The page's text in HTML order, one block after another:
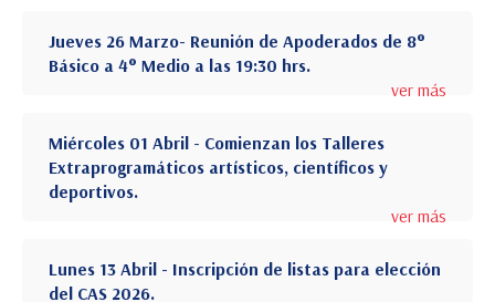
Jueves 26 Marzo- Reunión de Apoderados de 8°
Básico a 4° Medio a las 19:30 hrs.
ver más
Miércoles 01 Abril - Comienzan los Talleres
Extraprogramáticos artísticos, científicos y
deportivos.
ver más
Lunes 13 Abril - Inscripción de listas para elección
del CAS 2026.